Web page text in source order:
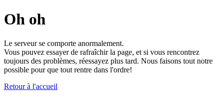
Oh oh
Le serveur se comporte anormalement.
Vous pouvez essayer de rafraîchir la page, et si vous rencontrez
toujours des problèmes, réessayez plus tard. Nous faisons tout notre
possible pour que tout rentre dans l'ordre!
Retour à l'accueil